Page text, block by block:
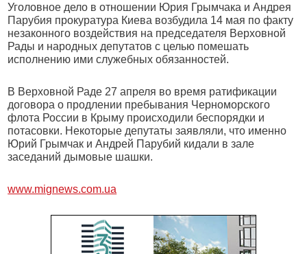
Уголовное дело в отношении Юрия Грымчака и Андрея
Парубия прокуратура Киева возбудила 14 мая по факту
незаконного воздействия на председателя Верховной
Рады и народных депутатов с целью помешать
исполнению ими служебных обязанностей.
В Верховной Раде 27 апреля во время ратификации
договора о продлении пребывания Черноморского
флота России в Крыму происходили беспорядки и
потасовки. Некоторые депутаты заявляли, что именно
Юрий Грымчак и Андрей Парубий кидали в зале
заседаний дымовые шашки.
www.mignews.com.ua